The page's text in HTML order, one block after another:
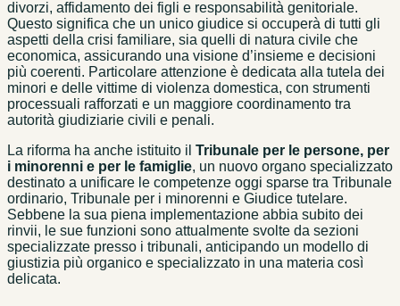
divorzi, affidamento dei figli e responsabilità genitoriale.
Questo significa che un unico giudice si occuperà di tutti gli
aspetti della crisi familiare, sia quelli di natura civile che
economica, assicurando una visione d’insieme e decisioni
più coerenti. Particolare attenzione è dedicata alla tutela dei
minori e delle vittime di violenza domestica, con strumenti
processuali rafforzati e un maggiore coordinamento tra
autorità giudiziarie civili e penali.
La riforma ha anche istituito il Tribunale per le persone, per
i minorenni e per le famiglie, un nuovo organo specializzato
destinato a unificare le competenze oggi sparse tra Tribunale
ordinario, Tribunale per i minorenni e Giudice tutelare.
Sebbene la sua piena implementazione abbia subito dei
rinvii, le sue funzioni sono attualmente svolte da sezioni
specializzate presso i tribunali, anticipando un modello di
giustizia più organico e specializzato in una materia così
delicata.